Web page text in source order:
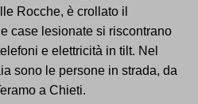
Rocche, è crollato il
case lesionate si riscontrano
e elettricità in tilt. Nel
sono le persone in strada, da
a Chieti.